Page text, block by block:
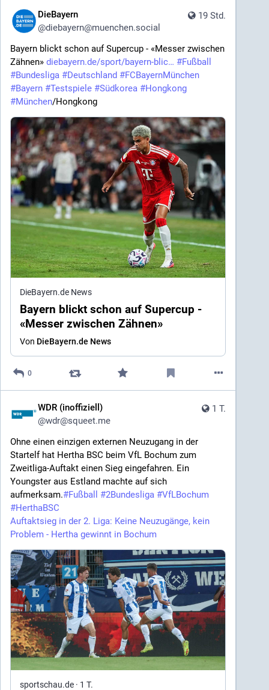
19 Std.
DieBayern
@diebayern@muenchen.social
Bayern blickt schon auf Supercup - «Messer zwischen
Zähnen» diebayern.de/sport/bayern-blic #Fußball
#Bundesliga #Deutschland #FCBayernMünchen
#Bayern #Testspiele #Südkorea #Hongkong
#München/Hongkong
DieBayern.de News
Bayern blickt schon auf Supercup -
«Messer zwischen Zähnen»
Von DieBayern.de News
0
1 T.
WDR (inoffiziell)
@wdr@squeet.me
Ohne einen einzigen externen Neuzugang in der
Startelf hat Hertha BSC beim VfL Bochum zum
Zweitliga-Auftakt einen Sieg eingefahren. Ein
Youngster aus Estland machte auf sich
aufmerksam.#Fußball #2Bundesliga #VfLBochum
#HerthaBSC
Auftaktsieg in der 2. Liga: Keine Neuzugänge, kein
Problem - Hertha gewinnt in Bochum
sportschau.de · 1 T.